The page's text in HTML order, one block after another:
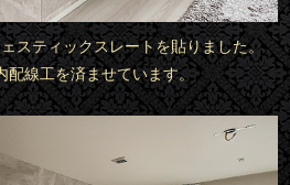
スティックスレートを貼りました。
配線工を済ませています。